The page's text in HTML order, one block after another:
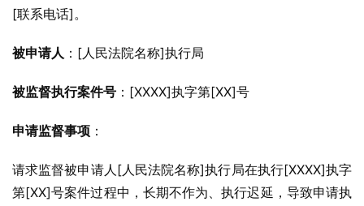
[联系电话]。
被申请人 ：[人民法院名称]执行局
被监督执行案件号 ：[XXXX]执字第[XX]号
申请监督事项 ：
请求监督被申请人[人民法院名称]执行局在执行[XXXX]执字
第[XX]号案件过程中，长期不作为、执行迟延，导致申请执